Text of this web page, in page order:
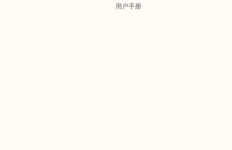
用户手册